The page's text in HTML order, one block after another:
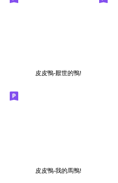
皮皮鴨-厭世的鴨!
皮皮鴨-我的馬鴨!